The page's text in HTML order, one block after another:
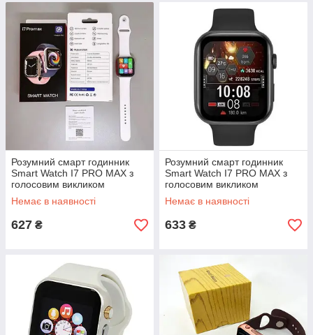
Розумний смарт годинник
Smart Watch I7 PRO MAX з
голосовим викликом
тонометр пульсометр
оксиметр. Колір: білий FP-36
Немає в наявності
627 ₴
Розумний смарт годинник
Smart Watch I7 PRO MAX з
голосовим викликом
тонометр пульсометр
оксиметр. Колір: чорний DG-
Немає в наявності
633 ₴